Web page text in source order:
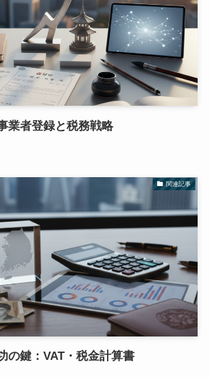
業者登録と税務戦略
関連記事
の鍵：VAT・税金計算書